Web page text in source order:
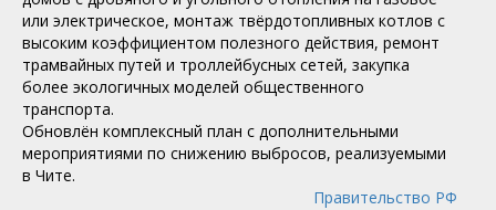
или электрическое, монтаж твёрдотопливных котлов с
высоким коэффициентом полезного действия, ремонт
трамвайных путей и троллейбусных сетей, закупка
более экологичных моделей общественного
транспорта.
Обновлён комплексный план с дополнительными
мероприятиями по снижению выбросов, реализуемыми
в Чите.
Правительство РФ